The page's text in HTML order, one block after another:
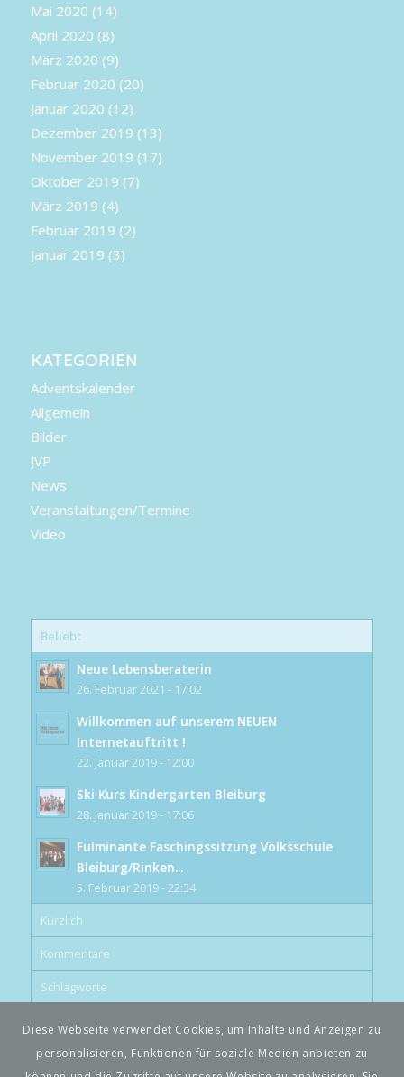
Mai 2020 (14)
April 2020 (8)
März 2020 (9)
Februar 2020 (20)
Januar 2020 (12)
Dezember 2019 (13)
November 2019 (17)
Oktober 2019 (7)
März 2019 (4)
Februar 2019 (2)
Januar 2019 (3)
KATEGORIEN
Adventskalender
Allgemein
Bilder
JVP
News
Veranstaltungen/Termine
Video
Beliebt
Neue Lebensberaterin
26. Februar 2021 - 17:02
Willkommen auf unserem NEUEN
Internetauftritt !
22. Januar 2019 - 12:00
Ski Kurs Kindergarten Bleiburg
28. Januar 2019 - 17:06
Fulminante Faschingssitzung Volksschule
Bleiburg/Rinken...
5. Februar 2019 - 22:34
Kürzlich
Kommentare
Schlagworte
Diese Webseite verwendet Cookies, um Inhalte und Anzeigen zu
personalisieren, Funktionen für soziale Medien anbieten zu